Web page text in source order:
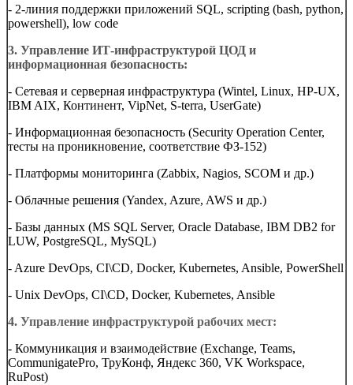
- 2-линия поддержки приложений SQL, scripting (bash, python,
powershell), low code
3. Управление ИТ-инфраструктурой ЦОД и
информационная безопасность:
- Сетевая и серверная инфраструктура (Wintel, Linux, HP-UX,
IBM AIX, Континент, VipNet, S-terra, UserGate)
- Информационная безопасность (Security Operation Center,
тесты на проникновение, соответствие ФЗ-152)
- Платформы мониторинга (Zabbix, Nagios, SCOM и др.)
- Облачные решения (Yandex, Azure, AWS и др.)
- Базы данных (MS SQL Server, Oracle Database, IBM DB2 for
LUW, PostgreSQL, MySQL)
- Azure DevOps, CI\CD, Docker, Kubernetes, Ansible, PowerShell
- Unix DevOps, CI\CD, Docker, Kubernetes, Ansible
4. Управление инфраструктурой рабочих мест:
- Коммуникация и взаимодействие (Exchange, Teams,
CommunigatePro, ТруКонф, Яндекс 360, VK Workspace,
RuPost)